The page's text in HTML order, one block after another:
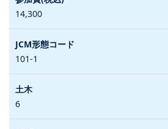
14,300
101-1
6